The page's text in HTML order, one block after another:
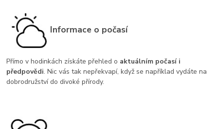
Informace o počasí
Přímo v hodinkách získáte přehled o aktuálním počasí i
předpovědi. Nic vás tak nepřekvapí, když se například vydáte na
dobrodružství do divoké přírody.